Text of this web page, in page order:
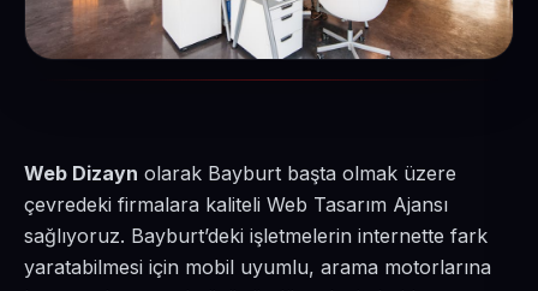
Web Dizayn olarak Bayburt başta olmak üzere
çevredeki firmalara kaliteli Web Tasarım Ajansı
sağlıyoruz. Bayburt’deki işletmelerin internette fark
yaratabilmesi için mobil uyumlu, arama motorlarına